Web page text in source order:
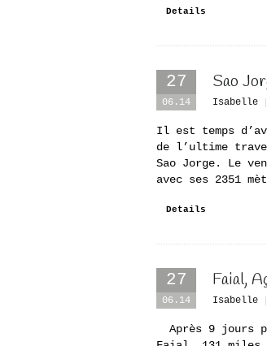
Details
27
06.14
Sao
Isabelle
Il est temps
de l’ultime
Sao Jorge. Le
avec ses 2351
Details
27
06.14
Faial,
Isabelle
Après 9 jours